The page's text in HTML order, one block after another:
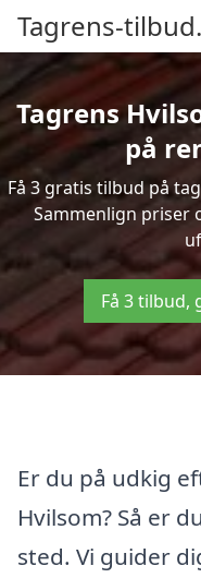
Tagrens-
Tagrens
på
Få 3 gratis tilbud på
Sammenlign priser
Få 3
Er du på udkig
Hvilsom? Så er
sted. Vi guider